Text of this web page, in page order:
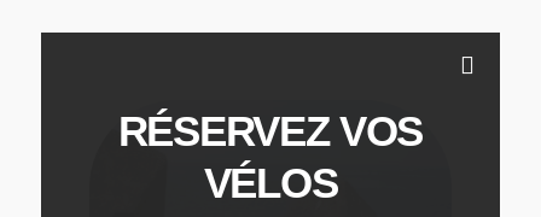
RÉSERVEZVOS
VÉLOS